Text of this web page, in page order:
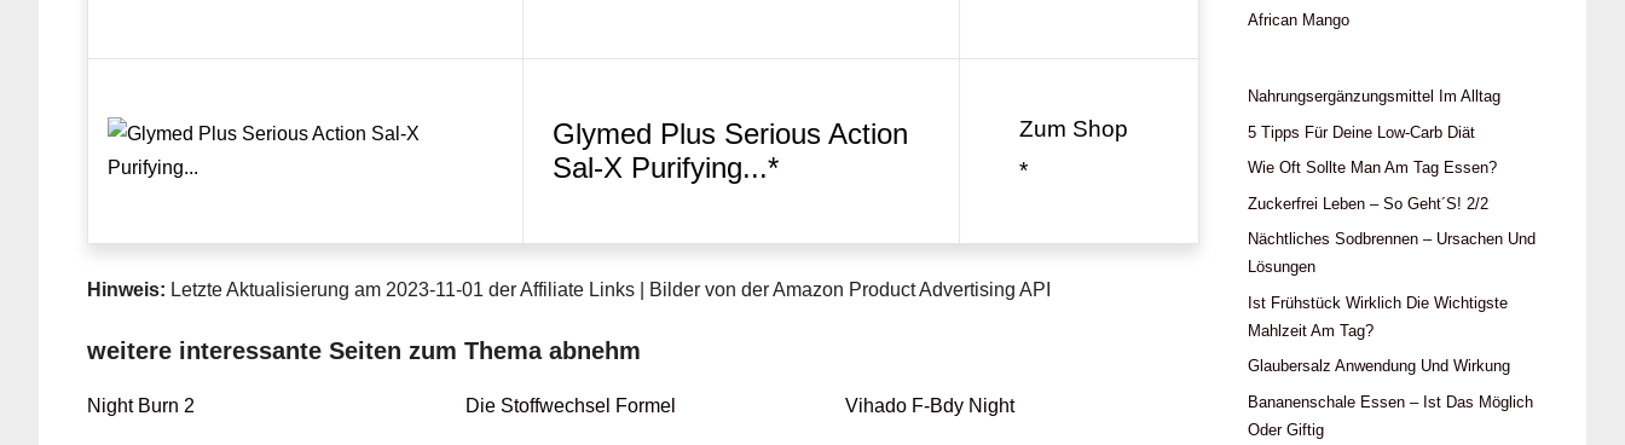
Glymed Plus Serious Action
Sal-X Purifying...*
Zum Shop
*
Hinweis: Letzte Aktualisierung am 2023-11-01 der Affiliate Links | Bilder von der Amazon Product Advertising API
weitere interessante Seiten zum Thema abnehm
Night Burn 2 Die Stoffwechsel Formel Vihado F-Bdy Night
African Mango
Nahrungsergänzungsmittel Im Alltag
5 Tipps Für Deine Low-Carb Diät
Wie Oft Sollte Man Am Tag Essen?
Zuckerfrei Leben – So Geht´s! 2/2
Nächtliches Sodbrennen – Ursachen Und
Lösungen
Ist Frühstück Wirklich Die Wichtigste
Mahlzeit Am Tag?
Glaubersalz Anwendung Und Wirkung
Bananenschale Essen – Ist Das Möglich
Oder Giftig